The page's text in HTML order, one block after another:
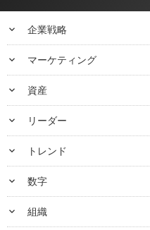
keyboard_arrow_down 企業戦略
keyboard_arrow_down マーケティング
keyboard_arrow_down 資産
keyboard_arrow_down リーダー
keyboard_arrow_down トレンド
keyboard_arrow_down 数字
keyboard_arrow_down 組織